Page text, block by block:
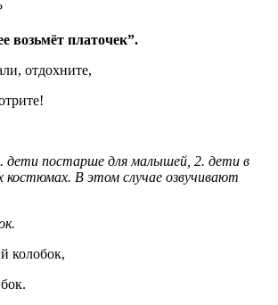
возьмёт платочек”.
отдохните,
дети постарше для малышей, 2. дети в
В этом случае озвучивают
колобок,